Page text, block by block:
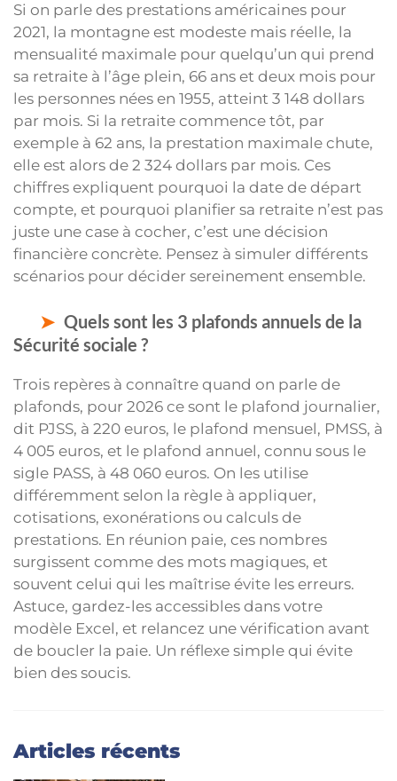
Si on parle des prestations américaines pour
2021, la montagne est modeste mais réelle, la
mensualité maximale pour quelqu’un qui prend
sa retraite à l’âge plein, 66 ans et deux mois pour
les personnes nées en 1955, atteint 3 148 dollars
par mois. Si la retraite commence tôt, par
exemple à 62 ans, la prestation maximale chute,
elle est alors de 2 324 dollars par mois. Ces
chiffres expliquent pourquoi la date de départ
compte, et pourquoi planifier sa retraite n’est pas
juste une case à cocher, c’est une décision
financière concrète. Pensez à simuler différents
scénarios pour décider sereinement ensemble.
Quels sont les 3 plafonds annuels de la
Sécurité sociale ?
Trois repères à connaître quand on parle de
plafonds, pour 2026 ce sont le plafond journalier,
dit PJSS, à 220 euros, le plafond mensuel, PMSS, à
4 005 euros, et le plafond annuel, connu sous le
sigle PASS, à 48 060 euros. On les utilise
différemment selon la règle à appliquer,
cotisations, exonérations ou calculs de
prestations. En réunion paie, ces nombres
surgissent comme des mots magiques, et
souvent celui qui les maîtrise évite les erreurs.
Astuce, gardez-les accessibles dans votre
modèle Excel, et relancez une vérification avant
de boucler la paie. Un réflexe simple qui évite
bien des soucis.
Articles récents